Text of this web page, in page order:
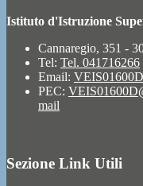
Istituto d'Istruzione
Cannaregio, 351 -
Tel: Tel. 041716266
Email:
PEC:
mail
Sezione Link Utili